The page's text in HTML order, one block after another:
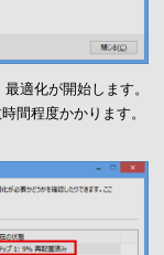
適化が開始します。
間程度かかります。